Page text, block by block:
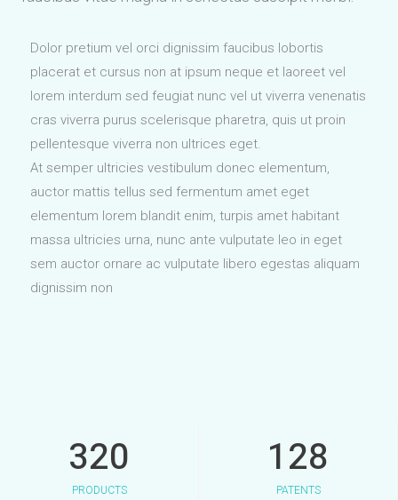
Dolor pretium vel orci dignissim faucibus lobortis
placerat et cursus non at ipsum neque et laoreet vel
lorem interdum sed feugiat nunc vel ut viverra venenatis
cras viverra purus scelerisque pharetra, quis ut proin
pellentesque viverra non ultrices eget.
At semper ultricies vestibulum donec elementum,
auctor mattis tellus sed fermentum amet eget
elementum lorem blandit enim, turpis amet habitant
massa ultricies urna, nunc ante vulputate leo in eget
sem auctor ornare ac vulputate libero egestas aliquam
dignissim non
320
PRODUCTS
128
PATENTS